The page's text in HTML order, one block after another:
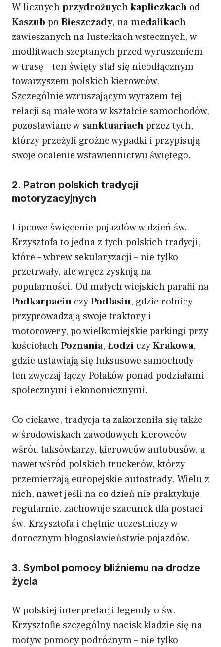
W licznychprzydrożnych kapliczkach od
Kaszub po Bieszczady, namedalikach
zawieszanych na lusterkach wstecznych, w
modlitwach szeptanych przed wyruszeniem
w trasę – ten święty stał się nieodłącznym
towarzyszem polskich kierowców.
Szczególnie wzruszającym wyrazem tej
relacji są małe wota w kształcie samochodów,
pozostawiane w sanktuariachprzez tych,
którzy przeżyli groźne wypadki i przypisują
swoje ocalenie wstawiennictwu świętego.
2. Patron polskich tradycji
motoryzacyjnych
Lipcowe święcenie pojazdów w dzień św.
Krzysztofa to jedna z tych polskich tradycji,
które – wbrew sekularyzacji – nie tylko
przetrwały, ale wręcz zyskują na
popularności. Od małych wiejskich parafii na
Podkarpaciu czyPodlasiu, gdzie rolnicy
przyprowadzają swoje traktory i
motorowery, po wielkomiejskie parkingi przy
kościołachPoznania, Łodzi czyKrakowa,
gdzie ustawiają się luksusowe samochody –
ten zwyczaj łączy Polaków ponad podziałami
społecznymi i ekonomicznymi.
Co ciekawe, tradycja ta zakorzeniła się także
w środowiskach zawodowych kierowców –
wśród taksówkarzy, kierowców autobusów, a
nawet wśród polskich truckerów, którzy
przemierzają europejskie autostrady. Wielu z
nich, nawet jeśli na co dzień nie praktykuje
regularnie, zachowuje szacunek dla postaci
św. Krzysztofa i chętnie uczestniczy w
dorocznym błogosławieństwie pojazdów.
3. Symbol pomocy bliźniemu na drodze
życia
W polskiej interpretacji legendy o św.
Krzysztofie szczególny nacisk kładzie się na
motyw pomocy podróżnym – nie tylko